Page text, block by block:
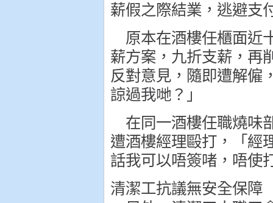
薪假之際結業，逃避支
原本在酒樓任櫃面近
薪方案，九折支薪，再
反對意見，隨即遭解僱
諒過我哋？」
在同一酒樓任職燒味
遭酒樓經理毆打，「經
話我可以唔簽啫，唔使
清潔工抗議無安全保障